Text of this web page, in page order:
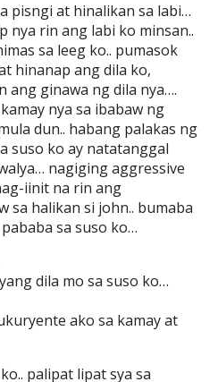
pisngi at hinalikan sa labi…
nya rin ang labi ko minsan..
sa leeg ko.. pumasok
hinanap ang dila ko,
ang ginawa ng dila nya….
nya sa ibabaw ng
dun.. habang palakas ng
suso ko ay natatanggal
nagiging aggressive
iinit na rin ang
sa halikan si john.. bumaba
sa suso ko…
dila mo sa suso ko…
ako sa kamay at
palipat lipat sya sa